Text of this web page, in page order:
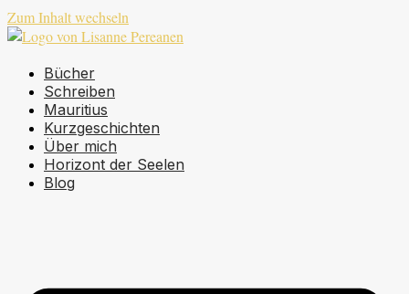
Zum Inhalt wechseln
Bücher
Schreiben
Mauritius
Kurzgeschichten
Über mich
Horizont der Seelen
Blog